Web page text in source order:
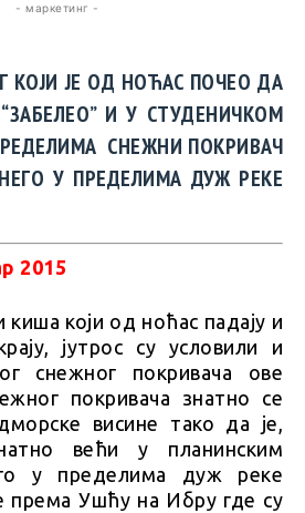
- маркетинг -
КОЈИ ЈЕ ОД НОЋАС ПОЧЕО ДА
И У СТУДЕНИЧКОМ
СНЕЖНИ ПОКРИВАЧ
У ПРЕДЕЛИМА ДУЖ РЕКЕ
киша који од ноћас падају и
јутрос су условили и
снежног покривача ове
покривача знатно се
висине тако да је,
већи у планинским
у пределима дуж реке
према Ушћу на Ибру где су